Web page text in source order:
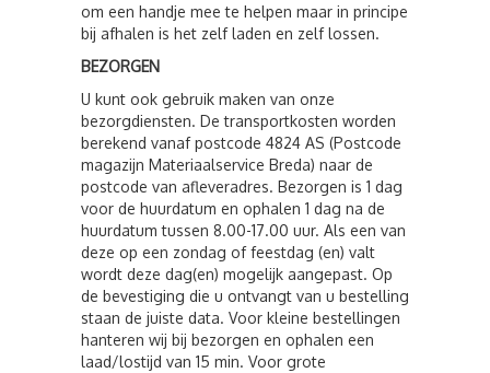
om een handje mee te helpen maar in principe
bij afhalen is het zelf laden en zelf lossen.
BEZORGEN
U kunt ook gebruik maken van onze
bezorgdiensten. De transportkosten worden
berekend vanaf postcode 4824 AS (Postcode
magazijn Materiaalservice Breda) naar de
postcode van afleveradres. Bezorgen is 1 dag
voor de huurdatum en ophalen 1 dag na de
huurdatum tussen 8.00-17.00 uur. Als een van
deze op een zondag of feestdag (en) valt
wordt deze dag(en) mogelijk aangepast. Op
de bevestiging die u ontvangt van u bestelling
staan de juiste data. Voor kleine bestellingen
hanteren wij bij bezorgen en ophalen een
laad/lostijd van 15 min. Voor grote